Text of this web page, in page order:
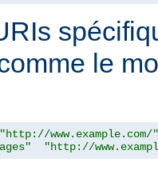
le
"http://www.example.com/"
"http://